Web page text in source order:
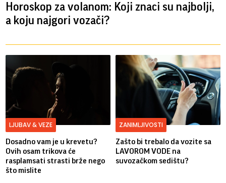
Horoskop za volanom: Koji znaci su najbolji,
a koju najgori vozači?
LJUBAV & VEZE
Dosadno vam je u krevetu?
Ovih osam trikova će
rasplamsati strasti brže nego
što mislite
ZANIMLJIVOSTI
Zašto bi trebalo da vozite sa
LAVOROM VODE na
suvozačkom sedištu?